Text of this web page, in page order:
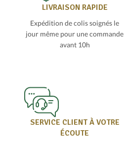
LIVRAISON RAPIDE
Expédition de colis soignés le
jour même pour une commande
avant 10h
SERVICE CLIENT À VOTRE
ÉCOUTE